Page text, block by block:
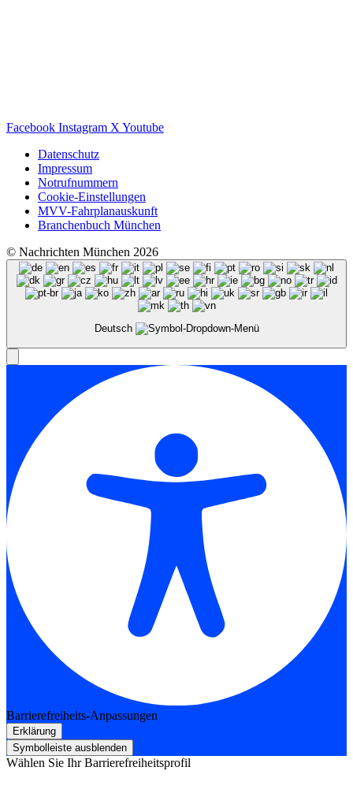
Facebook Instagram X Youtube
Datenschutz
Impressum
Notrufnummern
Cookie-Einstellungen
MVV-Fahrplanauskunft
Branchenbuch München
© Nachrichten München 2026
Deutsch
Barrierefreiheits-Anpassungen
Erklärung
Symbolleiste ausblenden
Wählen Sie Ihr Barrierefreiheitsprofil